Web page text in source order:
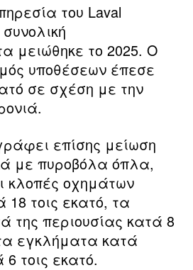
του Laval
μειώθηκε το 2025. Ο
υποθέσεων έπεσε
σε σχέση με την
επίσης μείωση
με πυροβόλα όπλα,
κλοπές οχημάτων
18 τοις εκατό, τα
της περιουσίας κατά 8
εγκλήματα κατά
τοις εκατό.